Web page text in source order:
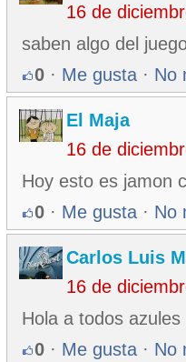
16 de
saben algo del
0 · Me gusta · No
El Maja
16 de
Hoy esto es jamon
0 · Me gusta · No
Carlos Luis
16 de
Hola a todos
0 · Me gusta · No